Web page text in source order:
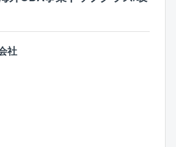
ふ建設人材育成リーディング企
土日）
時間 × 年間休日 126日
定時退社、有休取得を推奨
社